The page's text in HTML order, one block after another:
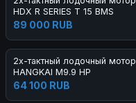
HDX R SERIES T 15 BMS
89 000 RUB
2х-тактный лодочный мотор
HANGKAI M9.9 HP
64 100 RUB